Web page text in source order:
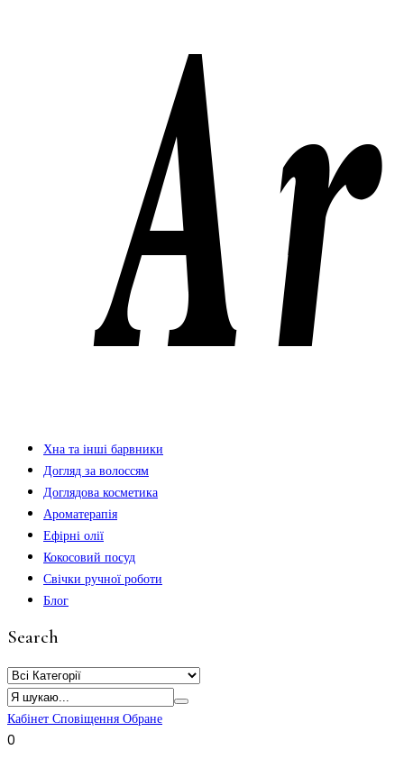
Хна та інші барвники
Догляд за волоссям
Доглядова косметика
Ароматерапія
Ефірні олії
Кокосовий посуд
Свічки ручної роботи
Блог
Search
Кабінет Сповіщення Обране
0